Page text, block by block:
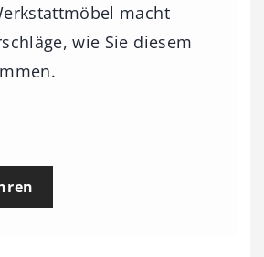
macht
wie Sie diesem